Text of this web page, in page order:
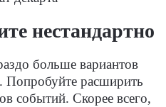
нестандартно
больше вариантов
Попробуйте расширить
событий. Скорее всего,